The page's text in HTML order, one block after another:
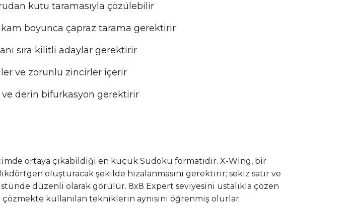
kutu taramasıyla çözülebilir
boyunca çapraz tarama gerektirir
sıra kilitli adaylar gerektirir
ve zorunlu zincirler içerir
ve derin bifurkasyon gerektirir
ortaya çıkabildiği en küçük Sudoku formatıdır. X-Wing, bir
oluşturacak şekilde hizalanmasını gerektirir; sekiz satır ve
düzenli olarak görülür. 8x8 Expert seviyesini ustalıkla çözen
kullanılan tekniklerin aynısını öğrenmiş olurlar.